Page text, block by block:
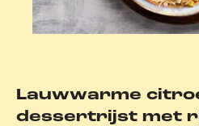
Lauwwarme
dessertrijst met